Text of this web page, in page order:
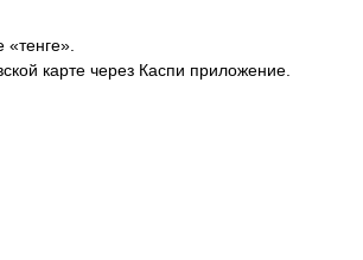
карте через Каспи приложение.